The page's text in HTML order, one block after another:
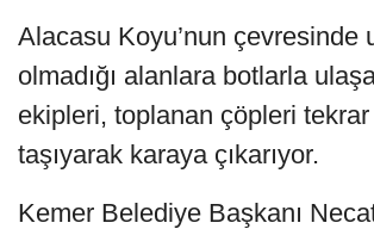
Alacasu Koyu’nun çevresinde
olmadığı alanlara botlarla
ekipleri, toplanan çöpleri
taşıyarak karaya çıkarıyor.
Kemer Belediye Başkanı